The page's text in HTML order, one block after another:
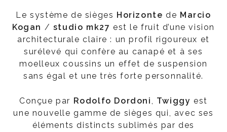
Le système de sièges Horizonte de Marcio
Kogan / studio mk27 est le fruit d’une vision
architecturale claire : un profil rigoureux et
surélevé qui confère au canapé et à ses
moelleux coussins un effet de suspension
sans égal et une très forte personnalité.
Conçue par Rodolfo Dordoni, Twiggy est
une nouvelle gamme de sièges qui, avec ses
éléments distincts sublimés par des